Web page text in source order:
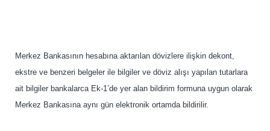
Merkez Bankasının hesabına aktarılan dövizlere ilişkin dekont,
ekstre ve benzeri belgeler ile bilgiler ve döviz alışı yapılan tutarlara
ait bilgiler bankalarca Ek-1’de yer alan bildirim formuna uygun olarak
Merkez Bankasına aynı gün elektronik ortamda bildirilir.